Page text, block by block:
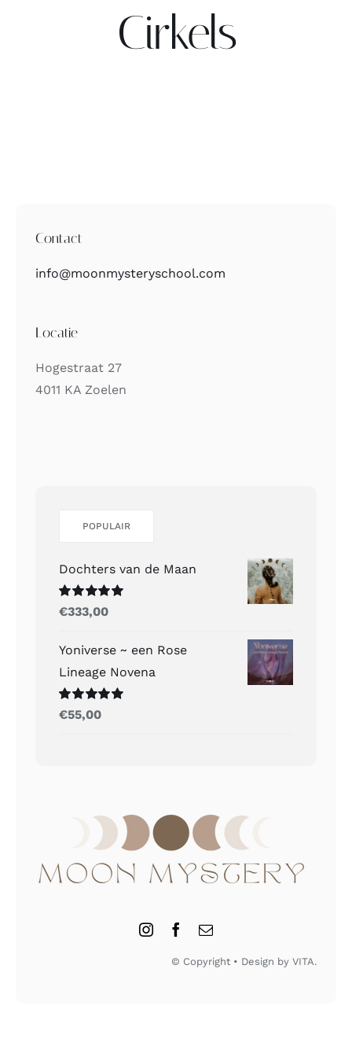
Contact
Cirkels
Contact
info@moonmysteryschool.com
Locatie
Hogestraat 27
4011 KA Zoelen
POPULAIR
Dochters van de Maan
Gewaardeerd
uit 5
€333,00
Yoniverse ~ een Rose
Lineage Novena
Gewaardeerd
uit 5
€55,00
© Copyright • Design by VITA.